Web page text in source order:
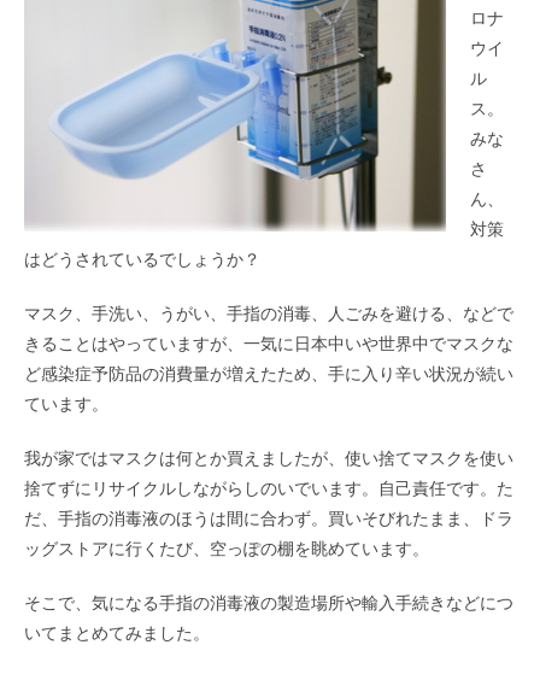
ロナ
ウイ
ル
ス。
みな
さ
ん、
対策
はどうされているでしょうか？
マスク、手洗い、うがい、手指の消毒、人ごみを避ける、などで
きることはやっていますが、一気に日本中いや世界中でマスクな
ど感染症予防品の消費量が増えたため、手に入り辛い状況が続い
ています。
我が家ではマスクは何とか買えましたが、使い捨てマスクを使い
捨てずにリサイクルしながらしのいでいます。自己責任です。た
だ、手指の消毒液のほうは間に合わず。買いそびれたまま、ドラ
ッグストアに行くたび、空っぽの棚を眺めています。
そこで、気になる手指の消毒液の製造場所や輸入手続きなどにつ
いてまとめてみました。